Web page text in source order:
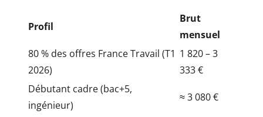
Profil
Brut
mensuel
80 % des offres France Travail (T1
2026)
1 820 – 3
333 €
Débutant cadre (bac+5,
ingénieur)
≈ 3 080 €